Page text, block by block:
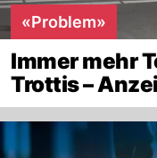
«Problem»
Immer mehr
Trottis –